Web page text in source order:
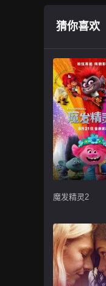
猜你喜欢
魔发精灵2